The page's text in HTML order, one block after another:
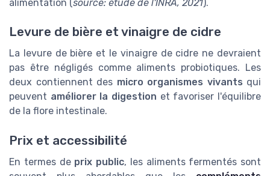
alimentation (source: étude de l'INRA, 2021).
Levure de bière et vinaigre de cidre
La levure de bière et le vinaigre de cidre ne devraient
pas être négligés comme aliments probiotiques. Les
deux contiennent des micro organismes vivants qui
peuvent améliorer la digestion et favoriser l'équilibre
de la flore intestinale.
Prix et accessibilité
En termes de prix public, les aliments fermentés sont